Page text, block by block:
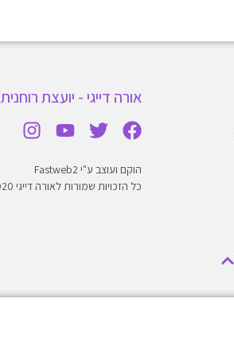
אורה דייגי - יועצת רוחנית
הוקם ועוצב ע"י Fastweb2
כל הזכויות שמורות לאורה דייגי 2020©